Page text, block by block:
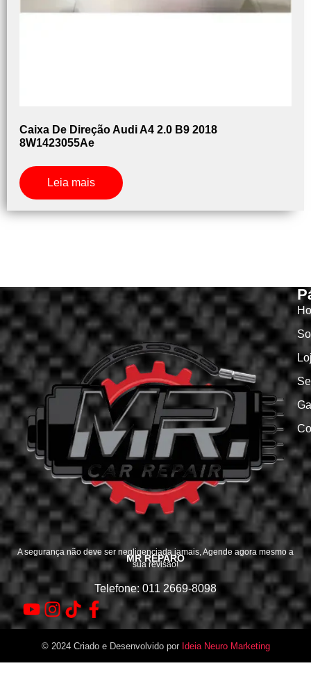
Caixa De Direção Audi A4 2.0 B9 2018
8W1423055Ae
Leia mais
MR REPARO
A segurança não deve ser negligenciada jamais, Agende agora mesmo a
sua revisão!
Telefone: 011 2669-8098
© 2024 Criado e Desenvolvido por Ideia Neuro Marketing